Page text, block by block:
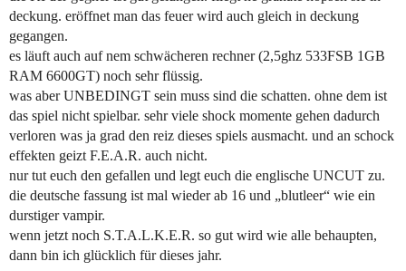
deckung. eröffnet man das feuer wird auch gleich in deckung
gegangen.
es läuft auch auf nem schwächeren rechner (2,5ghz 533FSB 1GB
RAM 6600GT) noch sehr flüssig.
was aber UNBEDINGT sein muss sind die schatten. ohne dem ist
das spiel nicht spielbar. sehr viele shock momente gehen dadurch
verloren was ja grad den reiz dieses spiels ausmacht. und an schock
effekten geizt F.E.A.R. auch nicht.
nur tut euch den gefallen und legt euch die englische UNCUT zu.
die deutsche fassung ist mal wieder ab 16 und „blutleer“ wie ein
durstiger vampir.
wenn jetzt noch S.T.A.L.K.E.R. so gut wird wie alle behaupten,
dann bin ich glücklich für dieses jahr.